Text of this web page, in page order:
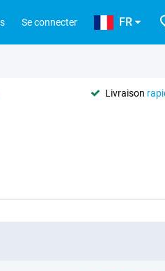
Se connecter FR
Livraison